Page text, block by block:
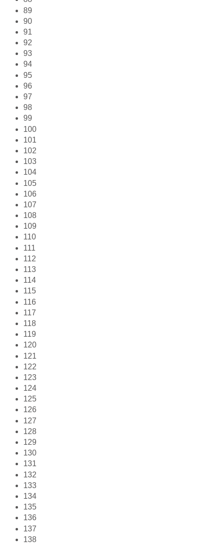
89
90
91
92
93
94
95
96
97
98
99
100
101
102
103
104
105
106
107
108
109
110
111
112
113
114
115
116
117
118
119
120
121
122
123
124
125
126
127
128
129
130
131
132
133
134
135
136
137
138